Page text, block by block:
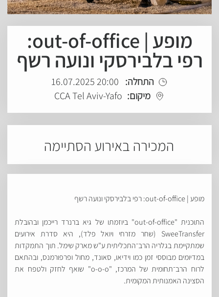
מופע | out-of-office:
רפי בלבירסקי ונועה רשף
התחלה: 20:00 16.07.2025
מיקום: CCA Tel Aviv-Yafo
המכירה באירוע הסתיימה
מופע | out-of-office: רפי בלבירסקי ונועה רשף
התוכנית "out-of-office" ביוזמתו של גיא ברנרד רייכמן ובהובלת
SweeTransfer (שחר מזרחי ויואל פלד), היא סדרת אירועים
שמתקיימת בגלריה הרב־התכליתית ע"ש מארק שימל. תוך התמקדות
במדיומים מבוססי זמן כמו וידיאו, סאונד, מחול ופרפורמנס, ובהתאם
לרוח הרב־תחומית של המרכז, "o-o-o" שואף לחזק ולטפח את
הסצינה האמנותית המקומית.